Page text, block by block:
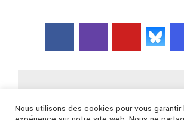
Nous utilisons des cookies pour vous garantir